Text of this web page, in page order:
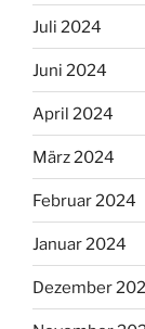
Juli 2024
Juni 2024
April 2024
März 2024
Februar 2024
Januar 2024
Dezember